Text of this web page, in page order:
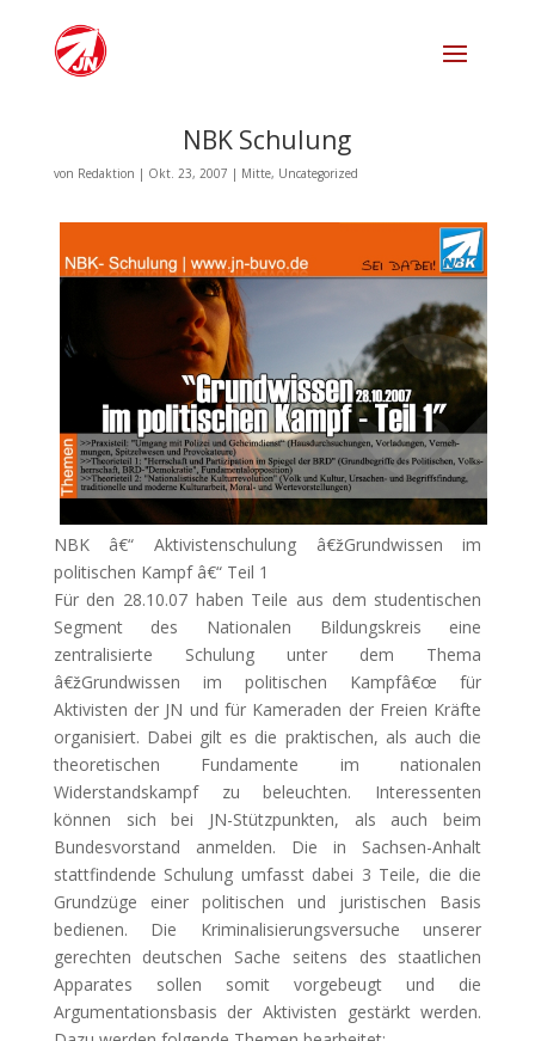
NBK Schulung
von Redaktion | Okt. 23, 2007 | Mitte, Uncategorized
NBK â€“ Aktivistenschulung â€žGrundwissen im
politischen Kampf â€“ Teil 1
Für den 28.10.07 haben Teile aus dem studentischen
Segment des Nationalen Bildungskreis eine
zentralisierte Schulung unter dem Thema
â€žGrundwissen im politischen Kampfâ€œ für
Aktivisten der JN und für Kameraden der Freien Kräfte
organisiert. Dabei gilt es die praktischen, als auch die
theoretischen Fundamente im nationalen
Widerstandskampf zu beleuchten. Interessenten
können sich bei JN-Stützpunkten, als auch beim
Bundesvorstand anmelden. Die in Sachsen-Anhalt
stattfindende Schulung umfasst dabei 3 Teile, die die
Grundzüge einer politischen und juristischen Basis
bedienen. Die Kriminalisierungsversuche unserer
gerechten deutschen Sache seitens des staatlichen
Apparates sollen somit vorgebeugt
und die
Argumentationsbasis der Aktivisten gestärkt werden.